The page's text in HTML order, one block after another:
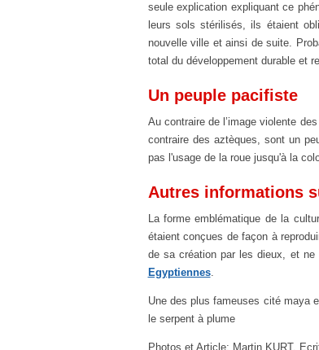
seule explication expliquant ce
leurs sols stérilisés, ils étaient
nouvelle ville et ainsi de suite.
total du développement durable et
Un peuple pacifiste
Au contraire de l’image violente
contraire des aztèques, sont un
pas l'usage de la roue jusqu'à la
Autres informations
La forme emblématique de la
étaient conçues de façon à
de sa création par les dieux, et ne
Egyptiennes.
Une des plus fameuses cité maya
le serpent à plume
Photos et Article: Martin KURT.